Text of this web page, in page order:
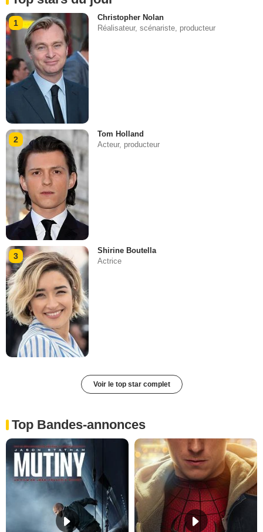
1
Christopher Nolan
Réalisateur, scénariste, producteur
2
Tom Holland
Acteur, producteur
3
Shirine Boutella
Actrice
Voir le top star complet
Top Bandes-annonces